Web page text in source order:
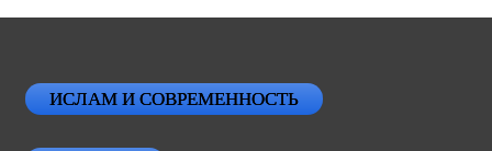
ИСЛАМ И СОВРЕМЕННОСТЬ